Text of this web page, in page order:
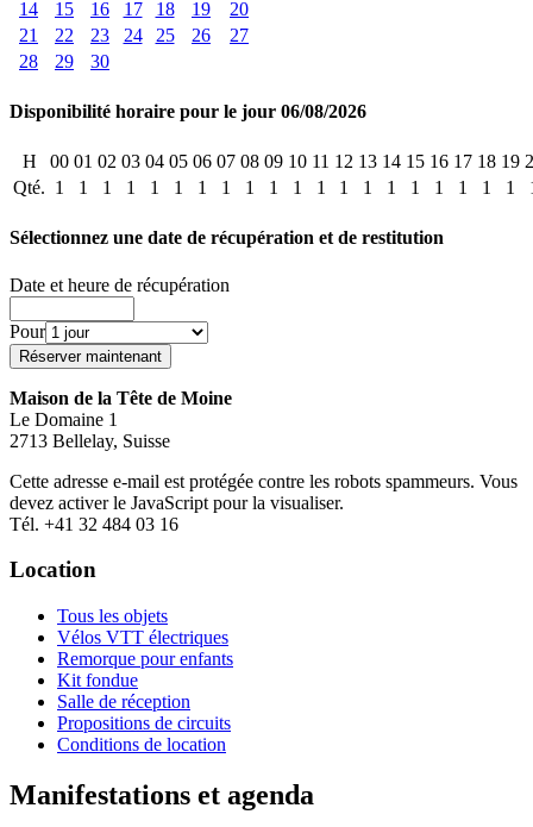
14
15 16 17 18 19
20
21
22 23 24 25 26
27
28
29 30
Disponibilité horaire pour le jour 06/08/2026
H 00 01 02 03 04 05 06 07 08 09 10 11 12 13 14 15 16 17 18 19
Qté. 1 1 1 1 1 1 1 1 1 1 1 1 1 1 1 1 1 1 1 1
Sélectionnez une date de récupération et de restitution
Date et heure de récupération
Pour
Maison de la Tête de Moine
Le Domaine 1
2713 Bellelay, Suisse
Cette adresse e-mail est protégée contre les robots spammeurs. Vous
devez activer le JavaScript pour la visualiser.
Tél. +41 32 484 03 16
Location
Tous les objets
Vélos VTT électriques
Remorque pour enfants
Kit fondue
Salle de réception
Propositions de circuits
Conditions de location
Manifestations et agenda